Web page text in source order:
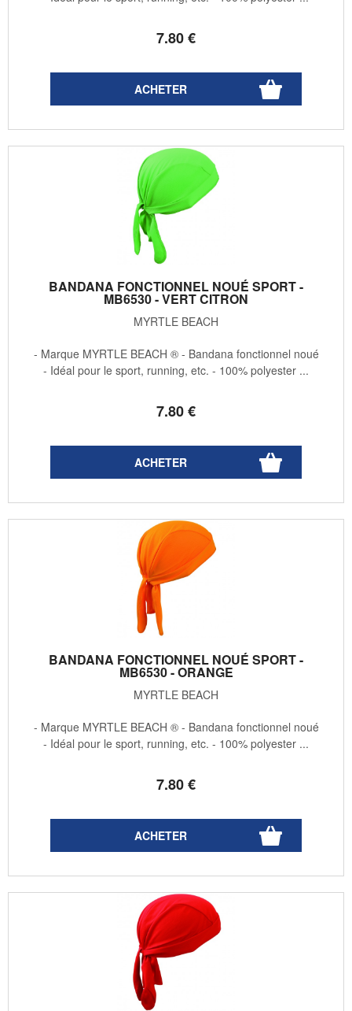
7.80€
BANDANA FONCTIONNEL NOUÉ SPORT -
MB6530 - VERT CITRON
MYRTLE BEACH
7.80€
- Marque MYRTLE BEACH ® - Bandana fonctionnel noué
- Idéal pour le sport, running, etc. - 100% polyester ...
BANDANA FONCTIONNEL NOUÉ SPORT -
MB6530 - ORANGE
MYRTLE BEACH
7.80€
- Marque MYRTLE BEACH ® - Bandana fonctionnel noué
- Idéal pour le sport, running, etc. - 100% polyester ...